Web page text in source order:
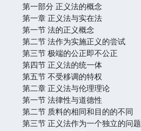
第一部分 正义法的概念
第一章 正义法与实在法
第一节 法的正义概念
第二节 法作为实施正义的尝试
第三节 极端的公正即不公正
第四节 正义法的统一体
第五节 不受移调的特权
第二章 正义法与伦理理论
第一节 法律性与道德性
第二节 质料的相同和目的的不同
第三节 正义法作为一个独立的问题